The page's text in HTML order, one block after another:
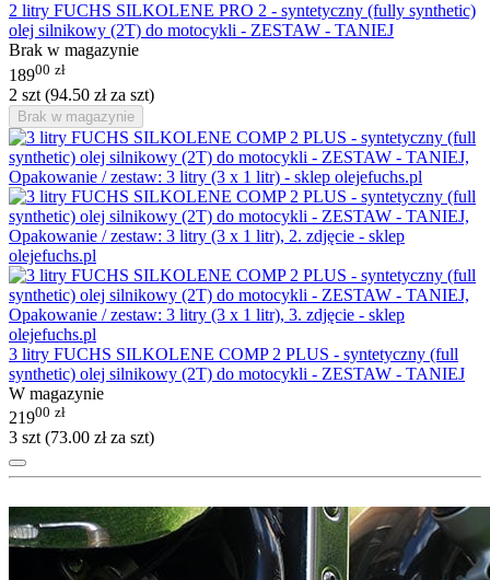
2 litry FUCHS SILKOLENE PRO 2 - syntetyczny (fully synthetic)
olej silnikowy (2T) do motocykli - ZESTAW - TANIEJ
Brak w magazynie
18900 zł
2 szt (94.50 złza szt)
Brak w magazynie
3 litry FUCHS SILKOLENE COMP 2 PLUS - syntetyczny (full
synthetic) olej silnikowy (2T) do motocykli - ZESTAW - TANIEJ
W magazynie
21900 zł
3 szt (73.00 złza szt)